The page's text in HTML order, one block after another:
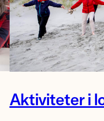
Kristin
Aktiviteter i